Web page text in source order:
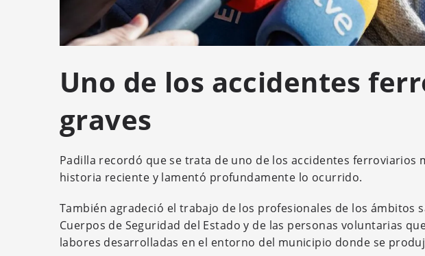
Uno de los accidentes
graves
Padilla recordó que se trata de uno de los accidentes ferroviarios
historia reciente y lamentó profundamente lo ocurrido.
También agradeció el trabajo de los profesionales de los ámbitos
Cuerpos de Seguridad del Estado y de las personas voluntarias
labores desarrolladas en el entorno del municipio donde se